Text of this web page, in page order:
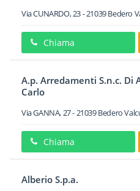
Via CUNARDO, 23-21039Bedero
Chiama
A.p. Arredamenti S.n.c. Di
Carlo
Via GANNA, 27-21039Bedero
Chiama
Alberio S.p.a.